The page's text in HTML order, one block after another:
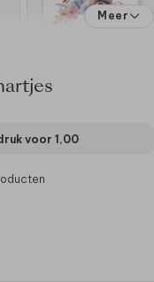
Meer
voor 1,00